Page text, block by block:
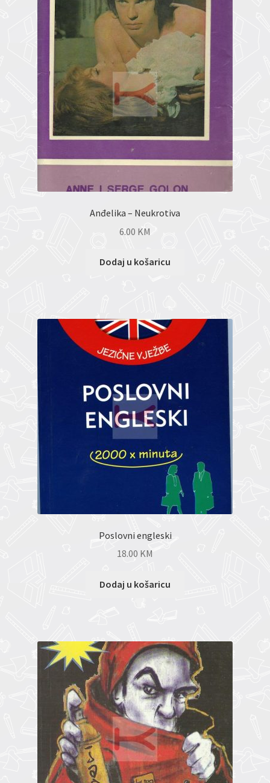
Anđelika – Neukrotiva
6.00 KM
Dodaj u košaricu
Poslovni engleski
18.00 KM
Dodaj u košaricu